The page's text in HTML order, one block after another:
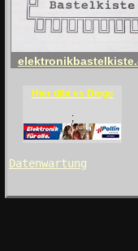
Hier dibt es Dinge
;
Datenwartung